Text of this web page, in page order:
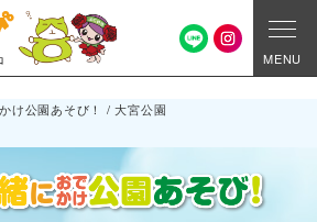
MENU
け公園あそび！ /大宮公園